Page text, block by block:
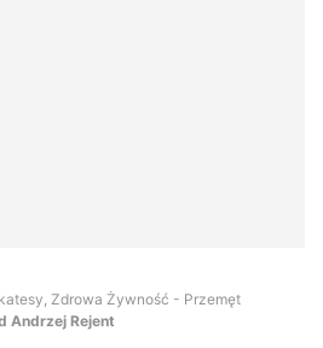
Zdrowa Żywność - Przemęt
Andrzej Rejent